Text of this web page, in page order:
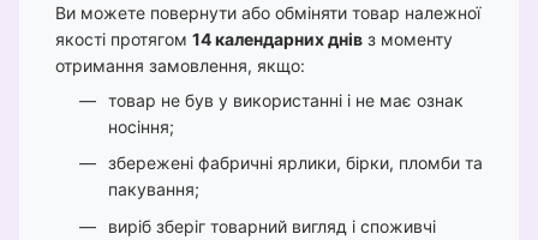
Ви можете повернути або обміняти товар належної
якості протягом 14 календарних днів з моменту
отримання замовлення, якщо:
товар не був у використанні і не має ознак
носіння;
збережені фабричні ярлики, бірки, пломби та
пакування;
виріб зберіг товарний вигляд і споживчі